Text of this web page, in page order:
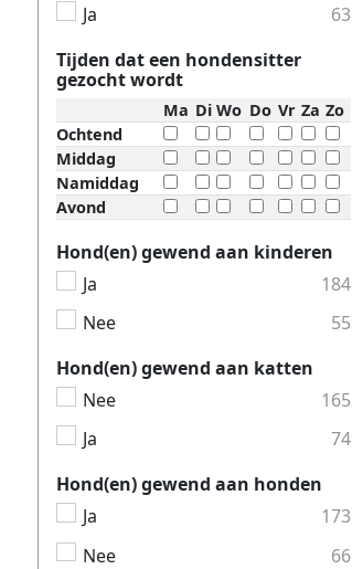
Ja
63
Tijden dat een hondensitter
gezocht wordt
Ma Di Wo Do Vr Za Zo
Ochtend
Middag
Namiddag
Avond
Hond(en) gewend aan kinderen
Ja
184
Nee
55
Hond(en) gewend aan katten
Nee
165
Ja
74
Hond(en) gewend aan honden
Ja
173
Nee
66